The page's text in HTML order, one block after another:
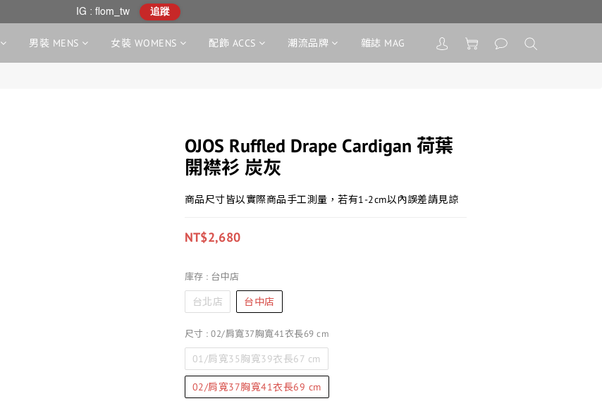
男裝 MENS 女裝 WOMENS 配飾 ACCS 潮流品牌 雜誌 MAG
OJOS Ruffled Drape Cardigan 荷葉
開襟衫 炭灰
商品尺寸皆以實際商品手工測量，若有1-2cm以內誤差請見諒
NT$2,680
庫存 : 台中店
台北店 台中店
尺寸 : 02/肩寬37胸寬41衣長69 cm
01/肩寬35胸寬39衣長67 cm
02/肩寬37胸寬41衣長69 cm
IG : flom_tw 追蹤